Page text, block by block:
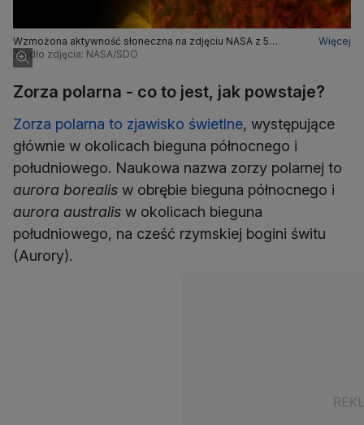
Wzmożona aktywność słoneczna na zdjęciu NASA z 5
listopada 2014 roku
Więcej
Źródło zdjęcia: NASA/SDO
Zorza polarna - co to jest, jak powstaje?
Zorza polarna to zjawisko świetlne, występujące
głównie w okolicach bieguna północnego i
południowego. Naukowa nazwa zorzy polarnej to
aurora borealis w obrębie bieguna północnego i
aurora australis w okolicach bieguna
południowego, na cześć rzymskiej bogini świtu
(Aurory).